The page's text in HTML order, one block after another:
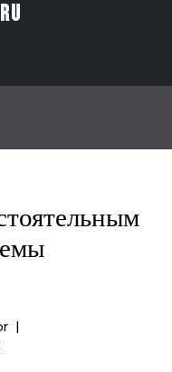
Моя
|